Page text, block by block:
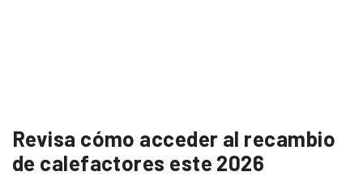
Revisa cómo acceder al recambio
de calefactores este 2026